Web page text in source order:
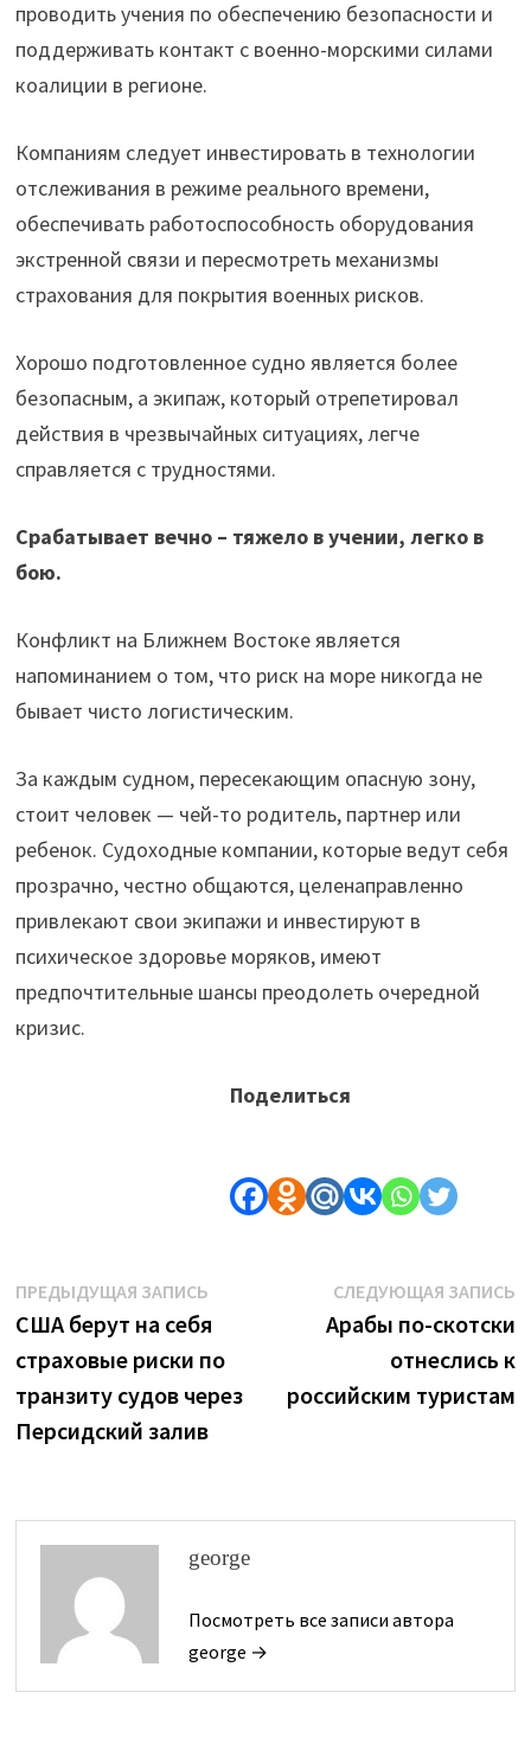
проводить учения по обеспечению безопасности и
поддерживать контакт с военно-морскими силами
коалиции в регионе.
Компаниям следует инвестировать в технологии
отслеживания в режиме реального времени,
обеспечивать работоспособность оборудования
экстренной связи и пересмотреть механизмы
страхования для покрытия военных рисков.
Хорошо подготовленное судно является более
безопасным, а экипаж, который отрепетировал
действия в чрезвычайных ситуациях, легче
справляется с трудностями.
Срабатывает вечно – тяжело в учении, легко в
бою.
Конфликт на Ближнем Востоке является
напоминанием о том, что риск на море никогда не
бывает чисто логистическим.
За каждым судном, пересекающим опасную зону,
стоит человек — чей-то родитель, партнер или
ребенок. Судоходные компании, которые ведут себя
прозрачно, честно общаются, целенаправленно
привлекают свои экипажи и инвестируют в
психическое здоровье моряков, имеют
предпочтительные шансы преодолеть очередной
кризис.
Поделиться
Навигация
по
записям
ПРЕДЫДУЩАЯ ЗАПИСЬПредыдущая
запись:
США берут на себя
страховые риски по
транзиту судов через
Персидский залив
СЛЕДУЮЩАЯ ЗАПИСЬ
Арабы по-скотски
отнеслись к
российским туристам
george
Посмотреть все записи автора
george →